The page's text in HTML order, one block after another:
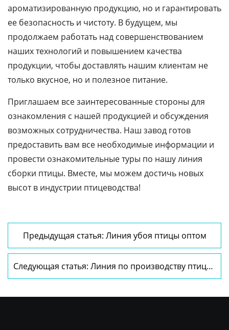
ароматизированную продукцию, но и гарантировать
ее безопасность и чистоту. В будущем, мы
продолжаем работать над совершенствованием
наших технологий и повышением качества
продукции, чтобы доставлять нашим клиентам не
только вкусное, но и полезное питание.
Приглашаем все заинтересованные стороны для
ознакомления с нашей продукцией и обсуждения
возможных сотрудничества. Наш завод готов
предоставить вам все необходимые информации и
провести ознакомительные туры по нашу линия
сборки птицы. Вместе, мы можем достичь новых
высот в индустрии птицеводства!
Предыдущая статья: Линия убоя птицы оптом
Следующая статья: Линия по производству птицы
оптом